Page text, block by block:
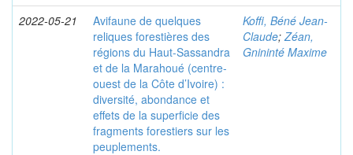
2022-05-21
Avifaune de quelques
reliques forestières des
régions du Haut-Sassandra
et de la Marahoué (centre-
ouest de la Côte d’Ivoire) :
diversité, abondance et
effets de la superficie des
fragments forestiers sur les
peuplements.
Koffi, Béné Jean-
Claude; Zéan,
Gnininté Maxime